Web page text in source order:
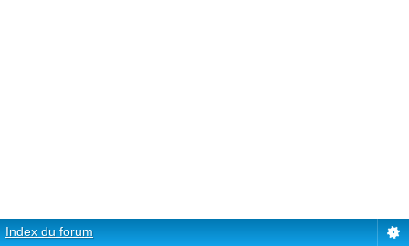
Index du forum